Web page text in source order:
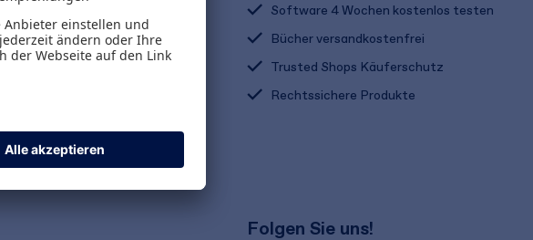
Software 4 Wochen kostenlos testen
Bücher versandkostenfrei
Trusted Shops Käuferschutz
Rechtssichere Produkte
Folgen Sie uns!